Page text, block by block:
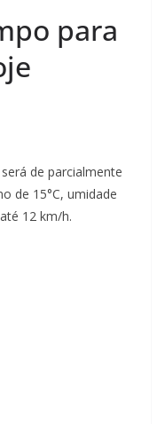
para
de parcialmente
de 15°C, umidade
12 km/h.